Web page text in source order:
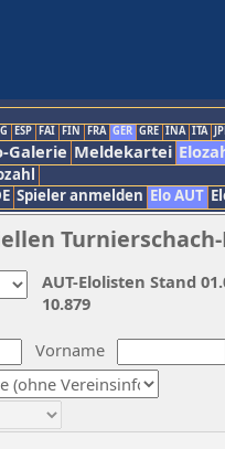
ESP FAI FIN FRA GER GRE INA ITA
Galerie Meldekartei
Spieler anmelden Elo AUT
Turnierschach-
Vorname
AUT-Elolisten Stand
10.879